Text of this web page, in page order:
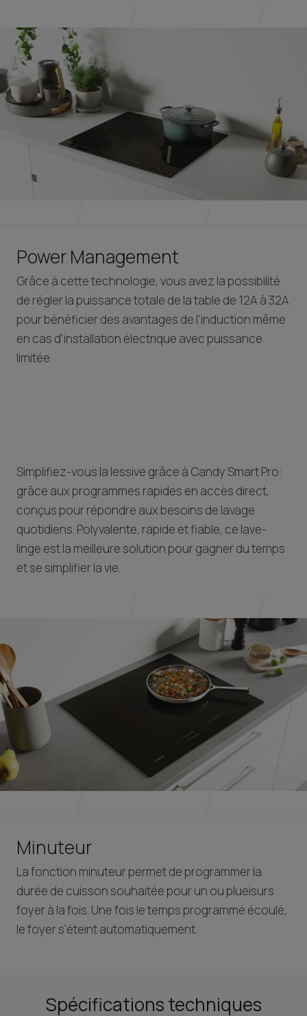
Power Management
Grâce à cette technologie, vous avez la possibilité
de régler la puissance totale de la table de 12A à 32A
pour bénéficier des avantages de l'induction même
en cas d'installation électrique avec puissance
limitée.
Simplifiez-vous la lessive grâce à Candy Smart Pro:
grâce aux programmes rapides en accès direct,
conçus pour répondre aux besoins de lavage
quotidiens. Polyvalente, rapide et fiable, ce lave-
linge est la meilleure solution pour gagner du temps
et se simplifier la vie.
Minuteur
La fonction minuteur permet de programmer la
durée de cuisson souhaitée pour un ou plueisurs
foyer à la fois. Une fois le temps programmé écoulé,
le foyer s'éteint automatiquement.
Spécifications techniques